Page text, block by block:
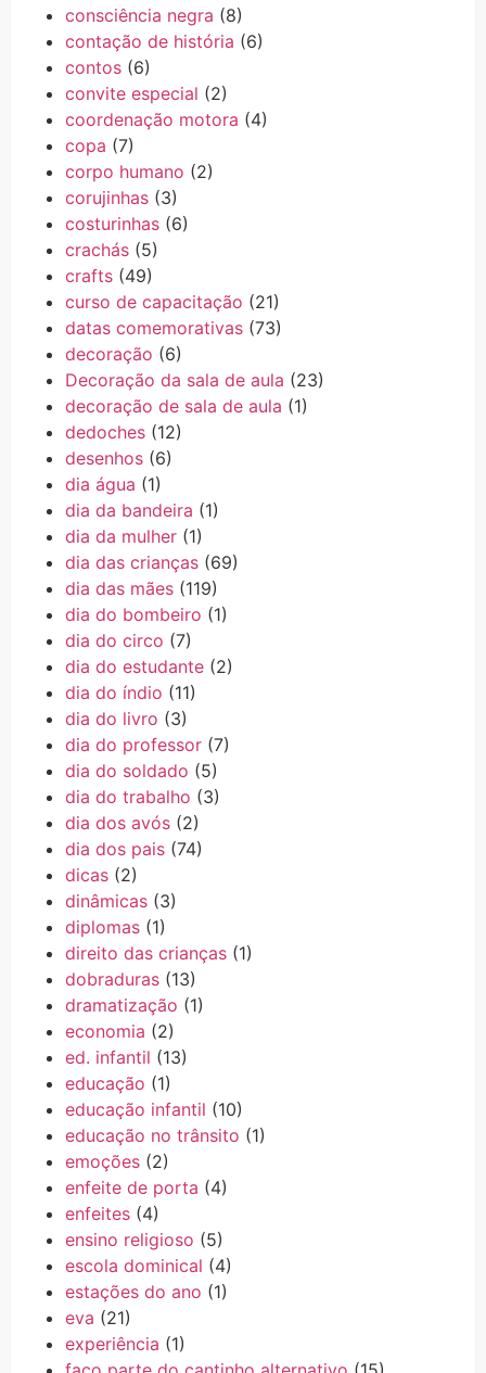
consciência negra (8)
contação de história (6)
contos (6)
convite especial (2)
coordenação motora (4)
copa (7)
corpo humano (2)
corujinhas (3)
costurinhas (6)
crachás (5)
crafts (49)
curso de capacitação (21)
datas comemorativas (73)
decoração (6)
Decoração da sala de aula (23)
decoração de sala de aula (1)
dedoches (12)
desenhos (6)
dia água (1)
dia da bandeira (1)
dia da mulher (1)
dia das crianças (69)
dia das mães (119)
dia do bombeiro (1)
dia do circo (7)
dia do estudante (2)
dia do índio (11)
dia do livro (3)
dia do professor (7)
dia do soldado (5)
dia do trabalho (3)
dia dos avós (2)
dia dos pais (74)
dicas (2)
dinâmicas (3)
diplomas (1)
direito das crianças (1)
dobraduras (13)
dramatização (1)
economia (2)
ed. infantil (13)
educação (1)
educação infantil (10)
educação no trânsito (1)
emoções (2)
enfeite de porta (4)
enfeites (4)
ensino religioso (5)
escola dominical (4)
estações do ano (1)
eva (21)
experiência (1)